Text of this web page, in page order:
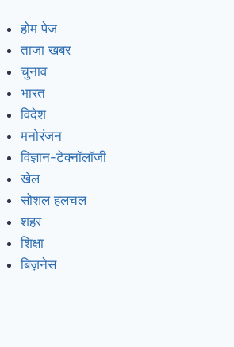
होम पेज
ताजा खबर
चुनाव
भारत
विदेश
मनोरंजन
विज्ञान-टेक्नॉलॉजी
खेल
सोशल हलचल
शहर
शिक्षा
बिज़नेस